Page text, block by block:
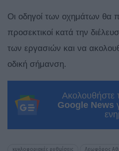
Οι οδηγοί των οχημάτων θα
προσεκτικοί κατά την
των εργασιών και να
οδική σήμανση.
Ακολουθήστε
Google News
κυκλοφοριακές ρυθμίσεις Λεωφόρος